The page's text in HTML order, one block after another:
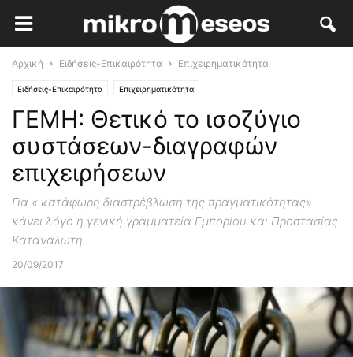
Αρχική Ειδήσεις-Επικαιρότητα Επιχειρηματικότητα
Ειδήσεις-Επικαιρότητα Επιχειρηματικότητα
ΓΕΜΗ: Θετικό το ισοζύγιο
συστάσεων-διαγραφών
επιχειρήσεων
Για « κατάφωρη διαστρέβλωση της πραγματικότητας»
κάνει λόγο η γενική γραμματεία Εμπορίου και Προστασίας
Καταναλωτή
20/09/2017